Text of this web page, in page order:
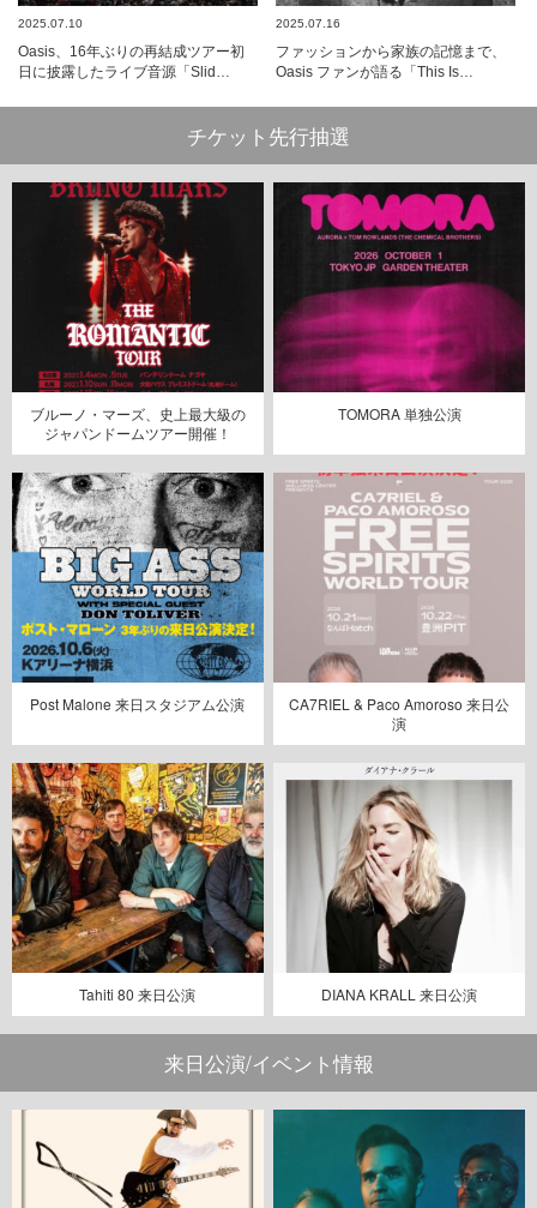
2025.07.10
Oasis、16年ぶりの再結成ツアー初
日に披露したライブ音源「Slid…
2025.07.16
ファッションから家族の記憶まで、
Oasis ファンが語る「This Is…
チケット先行抽選
ブルーノ・マーズ、史上最大級の
ジャパンドームツアー開催！
TOMORA 単独公演
Post Malone 来日スタジアム公演
CA7RIEL & Paco Amoroso 来日公
演
Tahiti 80 来日公演 DIANA KRALL 来日公演
来日公演/イベント情報